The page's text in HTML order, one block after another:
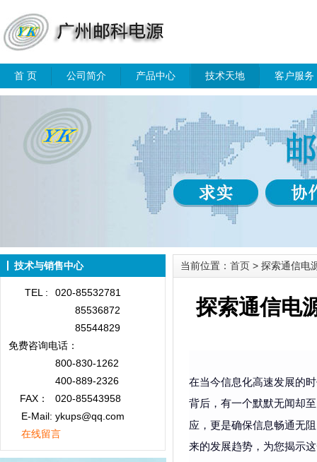
首 页 公司简介 产品中心 技术天地 客户服务
技术与销售中心
TEL :
020-85532781
85536872
85544829
免费咨询电话：
800-830-1262
400-889-2326
FAX：
020-85543958
E-Mail: ykups@qq.com
在线留言
当前位置： 首页 > 探索通信电
探索通信电
在当今信息化高速发展的
背后，有一个默默无闻却
应，更是确保信息畅通无
来的发展趋势，为您揭示